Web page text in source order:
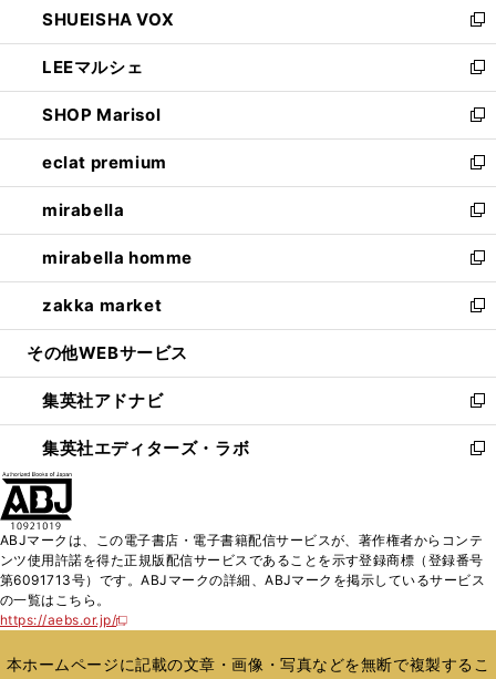
で
開
く
ド
ウ
で
開
く
ィ
ン
ド
ウ
で
開
く
い
ウ
ィ
ン
ド
ウ
で
開
く
SHUEISHA VOX
新
し
い
ウ
ィ
ン
ド
ウ
で
開
く
LEEマルシェ
新
し
い
ウ
ィ
ン
ド
ウ
で
開
く
SHOP Marisol
新
し
い
ウ
ィ
ン
ド
ウ
で
開
eclat premium
新
し
い
ウ
ィ
ン
ド
ウ
開
く
mirabella
新
し
い
ウ
ィ
ン
ウ
で
開
く
mirabella homme
新
し
い
ウ
ン
ド
ウ
で
zakka market
新
し
ウ
ィ
ン
ド
く
その他WEBサービス
集英社アドナビ
新
し
い
ド
ウ
で
集英社エディターズ・ラボ
新
ィ
ン
ド
開
ABJマークは、この電子書店・電子書籍配信サービスが、著作権者からコンテ
ンツ使用許諾を得た正規版配信サービスであることを示す登録商標（登録番号
第6091713号）です。ABJマークの詳細、ABJマークを掲示しているサービス
の一覧はこちら。
https://aebs.or.jp/
新
い
本ホームページに記載の文章・画像・写真などを無断で複製するこ